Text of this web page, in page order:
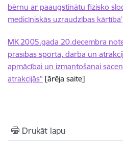
bērnu ar paaugstinātu fizisko
medicīniskās uzraudzības kārtība’
MK 2005.gada 20.decembra
prasības sporta, darba un
apmācībai un izmantošanai
atrakcijās" [ārēja saite]
Drukāt lapu